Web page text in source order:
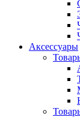
Аксессуары